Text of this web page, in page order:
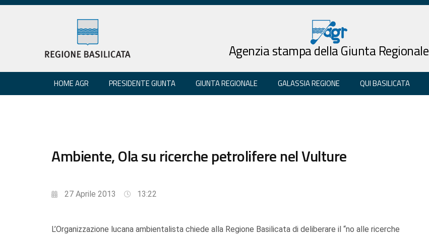
Agenzia stampa della Giunta Regionale
HOME AGR PRESIDENTE GIUNTA GIUNTA REGIONALE GALASSIA REGIONE QUI BASILICATA
Ambiente, Ola su ricerche petrolifere nel Vulture
27 Aprile 2013 13:22
L’Organizzazione lucana ambientalista chiede alla Regione Basilicata di deliberare il “no alle ricerche